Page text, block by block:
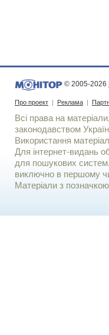
© 2005-2026
Про проект | Реклама |
Всі права на
законодавством
Використання
Для iнтернет-видань
для пошукових
виключно в першому
Матеріали з